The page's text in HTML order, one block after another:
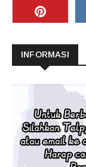
INFORMASI